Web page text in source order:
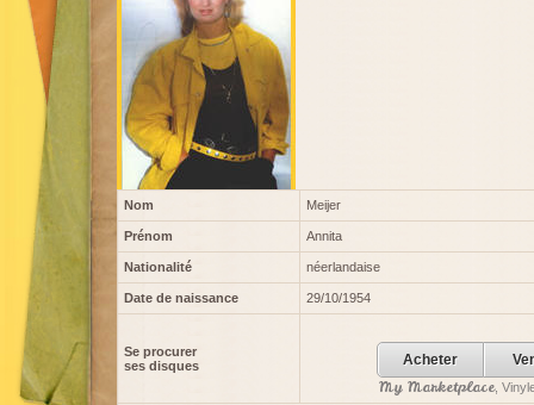
Nom Meijer
Prénom Annita
Nationalité néerlandaise
Date de naissance 29/10/1954
Se procurer
ses disques
Acheter
My Marketplace,